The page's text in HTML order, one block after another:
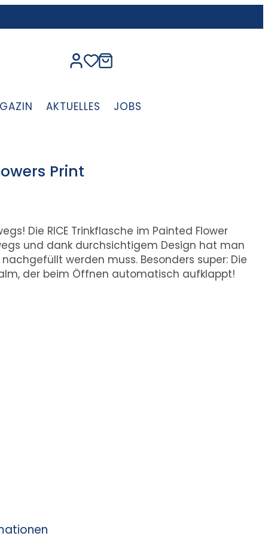
AKTUELLES JOBS
Print
Die RICE Trinkflasche im Painted Flower
und dank durchsichtigem Design hat man
werden muss. Besonders super: Die
der beim Öffnen automatisch aufklappt!